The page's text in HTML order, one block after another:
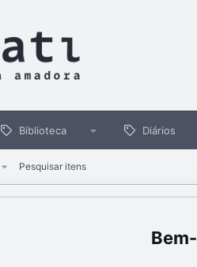
Biblioteca Diários
Pesquisar itens